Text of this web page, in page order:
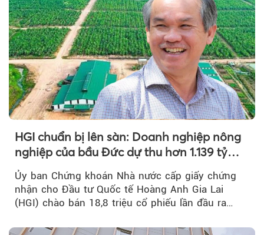
HGI chuẩn bị lên sàn: Doanh nghiệp nông
nghiệp của bầu Đức dự thu hơn 1.139 tỷ
đồng
Ủy ban Chứng khoán Nhà nước cấp giấy chứng
nhận cho Đầu tư Quốc tế Hoàng Anh Gia Lai
(HGI) chào bán 18,8 triệu cổ phiếu lần đầu ra